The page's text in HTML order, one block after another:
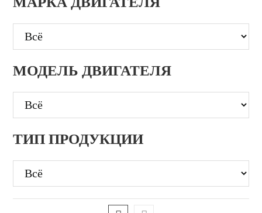
МОДЕЛЬ ДВИГАТЕЛЯ
ТИП ПРОДУКЦИИ